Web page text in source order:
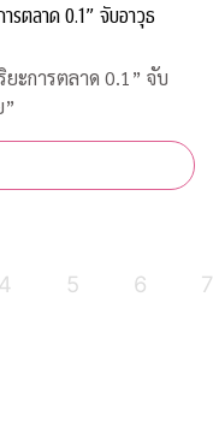
ตลาด 0.1” จับอาวุธ
ะการตลาด 0.1” จับ
4 5 6 7